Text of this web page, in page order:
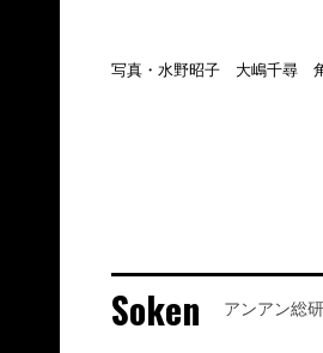
写真・水野昭子 大嶋千尋
Soken アンアン総研